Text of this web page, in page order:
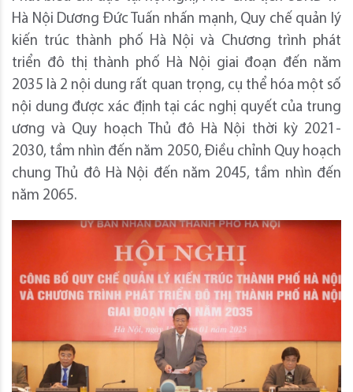
Hà Nội Dương Đức Tuấn nhấn mạnh, Quy chế quản lý
kiến trúc thành phố Hà Nội và Chương trình phát
triển đô thị thành phố Hà Nội giai đoạn đến năm
2035 là 2 nội dung rất quan trọng, cụ thể hóa một số
nội dung được xác định tại các nghị quyết của trung
ương và Quy hoạch Thủ đô Hà Nội thời kỳ 2021-
2030, tầm nhìn đến năm 2050, Điều chỉnh Quy hoạch
chung Thủ đô Hà Nội đến năm 2045, tầm nhìn đến
năm 2065.